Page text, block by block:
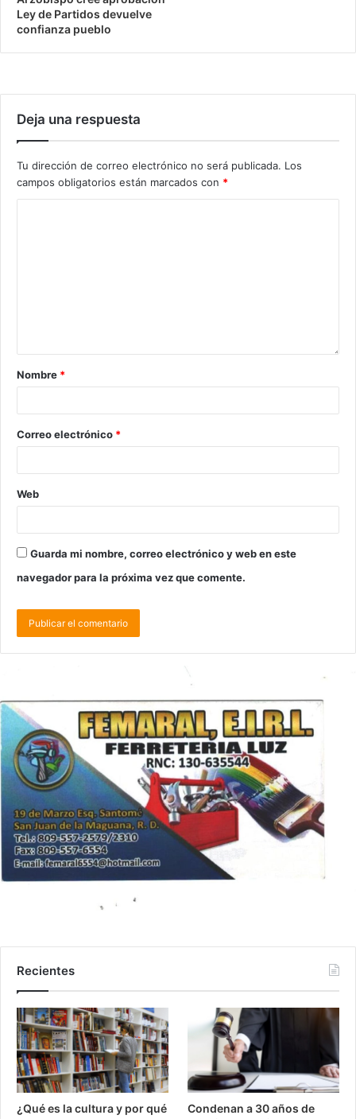
Ley de Partidos devuelve
confianza pueblo
Deja una respuesta
Tu dirección de correo electrónico no será publicada. Los
campos obligatorios están marcados con *
Nombre *
Correo electrónico *
Web
Guarda mi nombre, correo electrónico y web en este
navegador para la próxima vez que comente.
Recientes
¿Qué es la cultura y por qué
Condenan a 30 años de